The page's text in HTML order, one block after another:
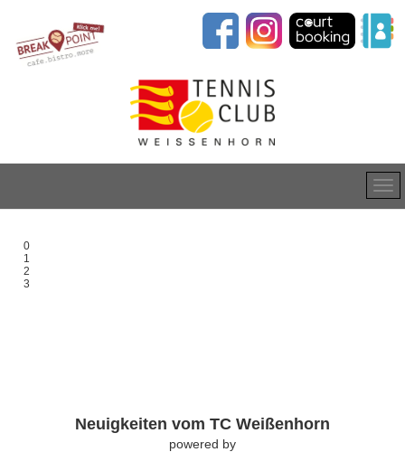
0
1
2
3
Neuigkeiten vom TC Weißenhorn
powered by